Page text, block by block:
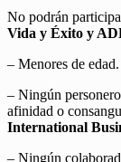
No podrán
Vida y Éxito y
– Menores de edad.
– Ningún
afinidad o
International
– Ningún